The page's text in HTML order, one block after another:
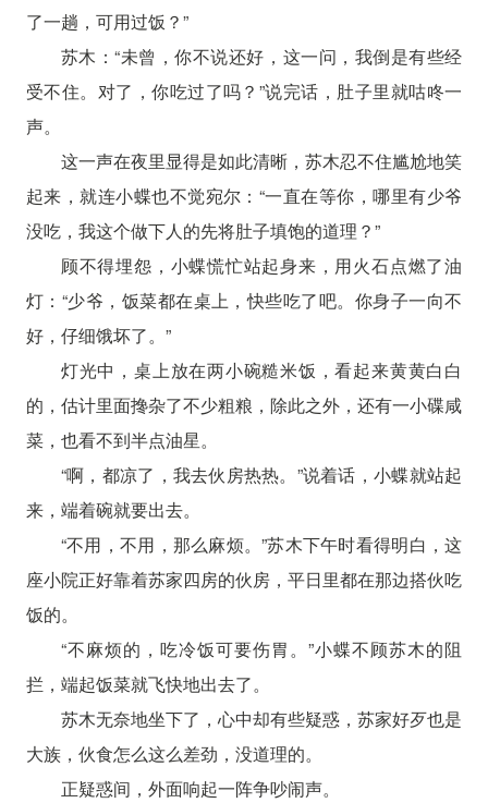
了一趟，可用过饭？”
苏木：“未曾，你不说还好，这一问，我倒是有些经
受不住。对了，你吃过了吗？”说完话，肚子里就咕咚一
声。
这一声在夜里显得是如此清晰，苏木忍不住尴尬地笑
起来，就连小蝶也不觉宛尔：“一直在等你，哪里有少爷
没吃，我这个做下人的先将肚子填饱的道理？”
顾不得埋怨，小蝶慌忙站起身来，用火石点燃了油
灯：“少爷，饭菜都在桌上，快些吃了吧。你身子一向不
好，仔细饿坏了。”
灯光中，桌上放在两小碗糙米饭，看起来黄黄白白
的，估计里面搀杂了不少粗粮，除此之外，还有一小碟咸
菜，也看不到半点油星。
“啊，都凉了，我去伙房热热。”说着话，小蝶就站起
来，端着碗就要出去。
“不用，不用，那么麻烦。”苏木下午时看得明白，这
座小院正好靠着苏家四房的伙房，平日里都在那边搭伙吃
饭的。
“不麻烦的，吃冷饭可要伤胃。”小蝶不顾苏木的阻
拦，端起饭菜就飞快地出去了。
苏木无奈地坐下了，心中却有些疑惑，苏家好歹也是
大族，伙食怎么这么差劲，没道理的。
正疑惑间，外面响起一阵争吵闹声。